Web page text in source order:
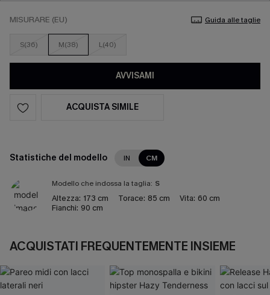
MISURARE (EU) Guida alle taglie
S(36) M(38) L(40)
AVVISAMI
ACQUISTA SIMILE
Statistiche del modello IN CM
Modello che indossa la taglia: S
Altezza: 173 cm Torace: 85 cm Vita: 60 cm
Fianchi: 90 cm
ACQUISTATI FREQUENTEMENTE INSIEME